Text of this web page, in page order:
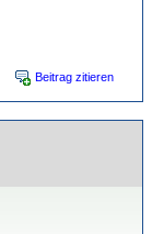
Beitrag zitieren